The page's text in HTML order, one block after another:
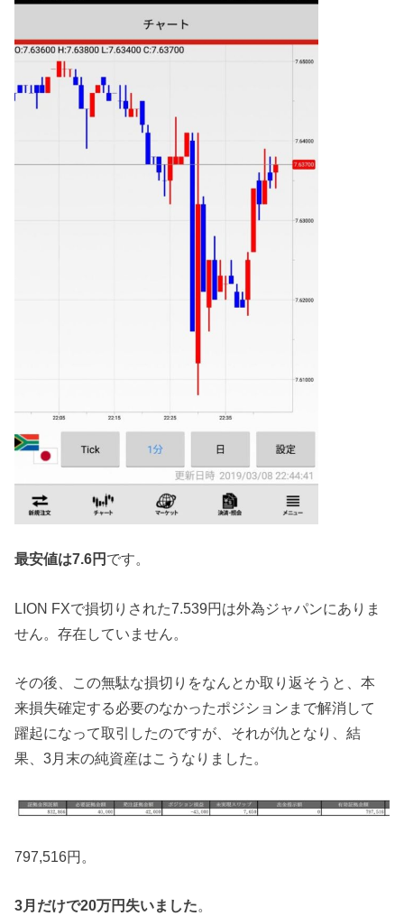
最安値は7.6円 です。
LION FXで損切りされた7.539円は外為ジャパンにありま
せん。存在していません。
その後、この無駄な損切りをなんとか取り返そうと、本
来損失確定する必要のなかったポジションまで解消して
躍起になって取引したのですが、それが仇となり、結
果、3月末の純資産はこうなりました。
797,516円。
3月だけで20万円失いました。